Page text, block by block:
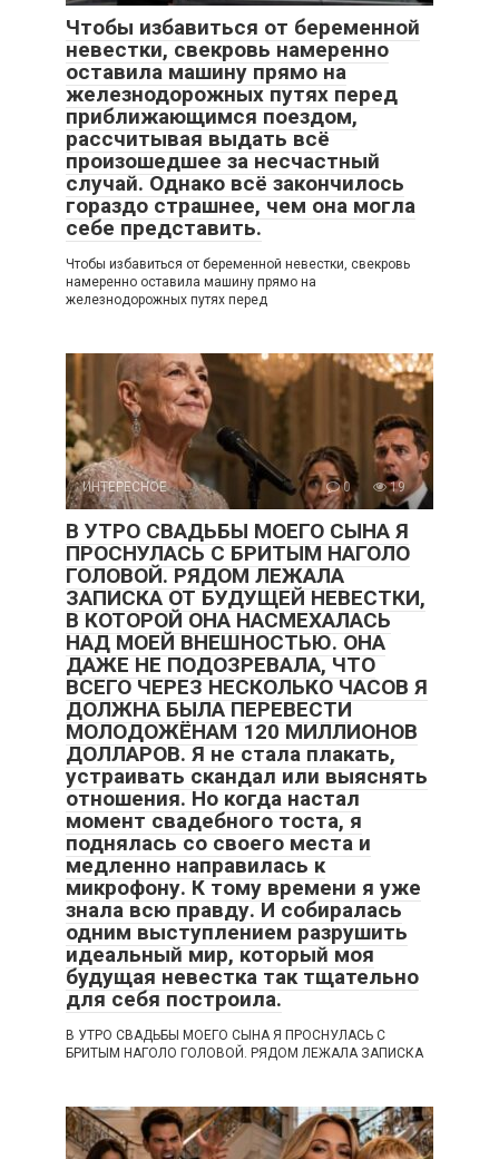
Чтобы избавиться от беременной
невестки, свекровь намеренно
оставила машину прямо на
железнодорожных путях перед
приближающимся поездом,
рассчитывая выдать всё
произошедшее за несчастный
случай. Однако всё закончилось
гораздо страшнее, чем она могла
себе представить.
Чтобы избавиться от беременной невестки, свекровь
намеренно оставила машину прямо на
железнодорожных путях перед
ИНТЕРЕСНОЕ 0 19
В УТРО СВАДЬБЫ МОЕГО СЫНА Я
ПРОСНУЛАСЬ С БРИТЫМ НАГОЛО
ГОЛОВОЙ. РЯДОМ ЛЕЖАЛА
ЗАПИСКА ОТ БУДУЩЕЙ НЕВЕСТКИ,
В КОТОРОЙ ОНА НАСМЕХАЛАСЬ
НАД МОЕЙ ВНЕШНОСТЬЮ. ОНА
ДАЖЕ НЕ ПОДОЗРЕВАЛА, ЧТО
ВСЕГО ЧЕРЕЗ НЕСКОЛЬКО ЧАСОВ Я
ДОЛЖНА БЫЛА ПЕРЕВЕСТИ
МОЛОДОЖЁНАМ 120 МИЛЛИОНОВ
ДОЛЛАРОВ. Я не стала плакать,
устраивать скандал или выяснять
отношения. Но когда настал
момент свадебного тоста, я
поднялась со своего места и
медленно направилась к
микрофону. К тому времени я уже
знала всю правду. И собиралась
одним выступлением разрушить
идеальный мир, который моя
будущая невестка так тщательно
для себя построила.
В УТРО СВАДЬБЫ МОЕГО СЫНА Я ПРОСНУЛАСЬ С
БРИТЫМ НАГОЛО ГОЛОВОЙ. РЯДОМ ЛЕЖАЛА ЗАПИСКА